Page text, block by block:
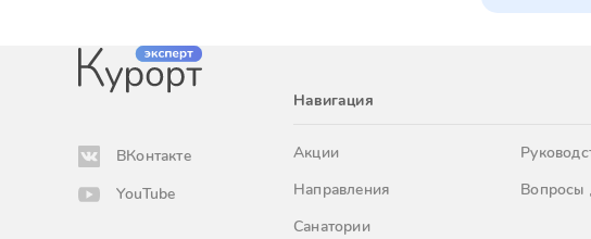
ВКонтакте
YouTube
Навигация
Акции
Направления
Санатории
Вопросы